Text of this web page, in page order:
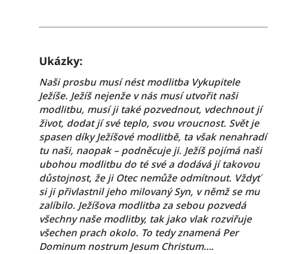
Ukázky:
Naši prosbu musí nést modlitba Vykupitele
Ježíše. Ježíš nejenže v nás musí utvořit naši
modlitbu, musí ji také pozvednout, vdechnout jí
život, dodat jí své teplo, svou vroucnost. Svět je
spasen díky Ježíšové modlitbě, ta však nenahradí
tu naši, naopak – podněcuje ji. Ježíš pojímá naši
ubohou modlitbu do té své a dodává jí takovou
důstojnost, že ji Otec nemůže odmítnout. Vždyť
si ji přivlastnil jeho milovaný Syn, v němž se mu
zalíbilo. Ježíšova modlitba za sebou pozvedá
všechny naše modlitby, tak jako vlak rozviřuje
všechen prach okolo. To tedy znamená Per
Dominum nostrum Jesum Christum….